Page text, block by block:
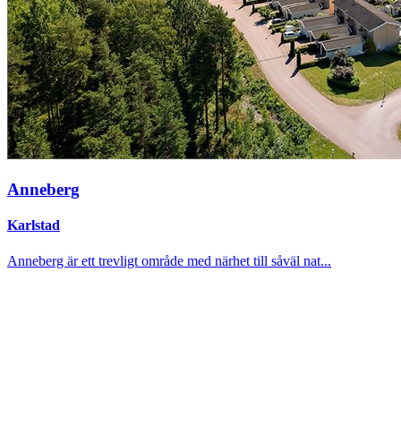
Anneberg
Karlstad
Anneberg är ett trevligt område med närhet till såväl nat...